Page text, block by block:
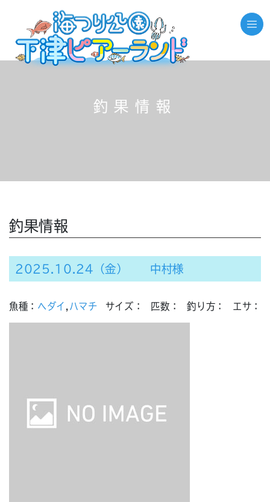
釣果情報
釣果情報
2025.10.24（金） 中村様
魚種： ヘダイ , ハマチ サイズ： 匹数： 釣り方： エサ：